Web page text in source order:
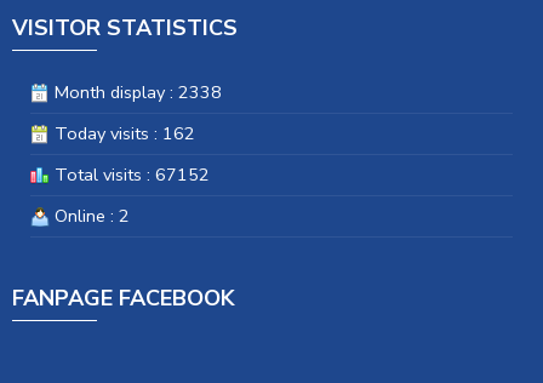
VISITOR STATISTICS
Month display : 2338
Today visits : 162
Total visits : 67152
Online : 2
FANPAGE FACEBOOK